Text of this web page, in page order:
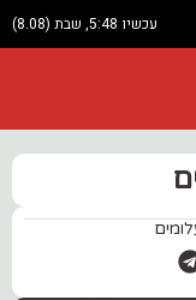
עכשיו 5:48, שבת (8.08)